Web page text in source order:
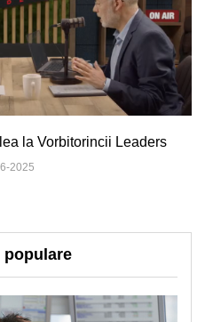
la Vorbitorincii Leaders
2025